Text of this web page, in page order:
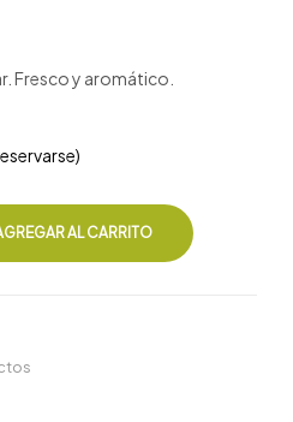
Fresco y aromático.
AL CARRITO